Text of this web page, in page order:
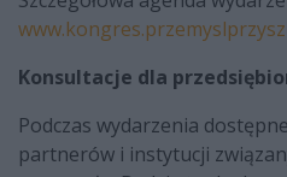
Konsultacje dla
Podczas wydarzenia
partnerów i instytucji